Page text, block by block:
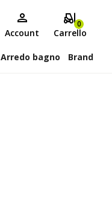
Account
0
Carrello
Arredo bagno Brand